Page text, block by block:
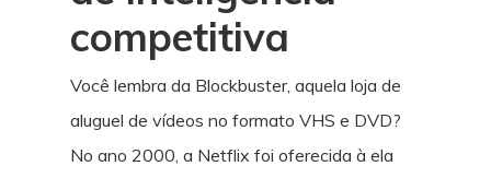
competitiva
Você lembra da Blockbuster, aquela loja de
aluguel de vídeos no formato VHS e DVD?
No ano 2000, a Netflix foi oferecida à ela